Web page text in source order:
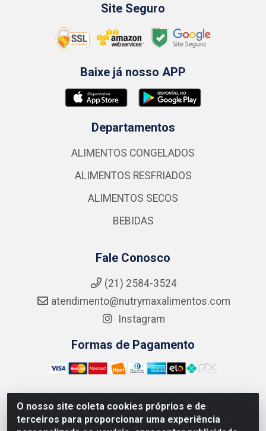
O nosso site coleta cookies próprios e de
terceiros para proporcionar uma experiência
Site Seguro
Baixe já nosso APP
Departamentos
ALIMENTOS CONGELADOS
ALIMENTOS RESFRIADOS
ALIMENTOS SECOS
BEBIDAS
Fale Conosco
(21) 2584-3524
atendimento@nutrymaxalimentos.com
Instagram
Formas de Pagamento
NUTRY MAX COMÉRCIO DE PRODUTOS ALIMENTICIOS
LTDA - RUA DO FEIJÃO, 721 PENHA CIRCULAR/RJ -